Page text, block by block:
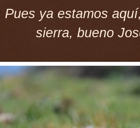
Pues ya estamos
sierra, bueno